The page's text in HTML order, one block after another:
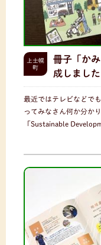
上士幌
町
冊子「か
成しました
最近ではテレビなどで
ってみなさん何か分か
「Sustainable